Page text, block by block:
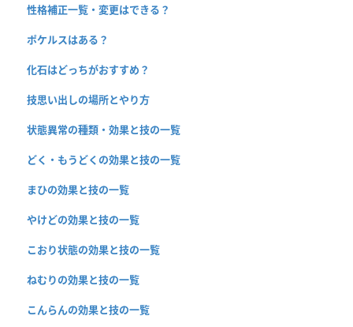
性格補正一覧・変更はできる？
ポケルスはある？
化石はどっちがおすすめ？
技思い出しの場所とやり方
状態異常の種類・効果と技の一覧
どく・もうどくの効果と技の一覧
まひの効果と技の一覧
やけどの効果と技の一覧
こおり状態の効果と技の一覧
ねむりの効果と技の一覧
こんらんの効果と技の一覧